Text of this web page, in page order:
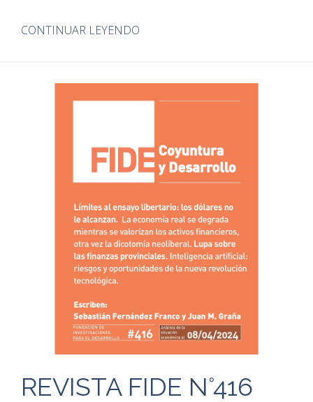
CONTINUAR LEYENDO
REVISTA FIDE N°416